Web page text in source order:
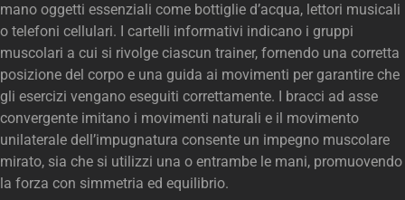
mano oggetti essenziali come bottiglie d’acqua, lettori musicali
o telefoni cellulari. I cartelli informativi indicano i gruppi
muscolari a cui si rivolge ciascun trainer, fornendo una corretta
posizione del corpo e una guida ai movimenti per garantire che
gli esercizi vengano eseguiti correttamente. I bracci ad asse
convergente imitano i movimenti naturali e il movimento
unilaterale dell’impugnatura consente un impegno muscolare
mirato, sia che si utilizzi una o entrambe le mani, promuovendo
la forza con simmetria ed equilibrio.